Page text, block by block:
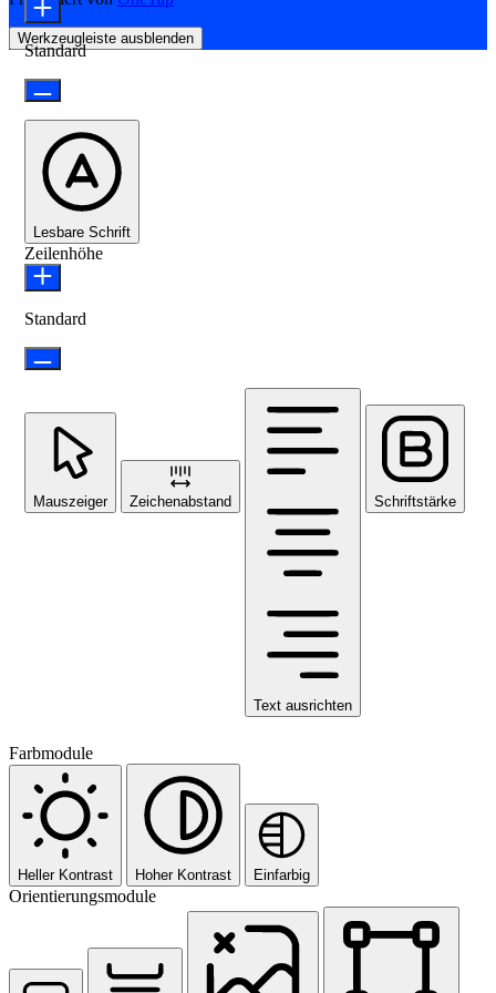
Werkzeugleiste ausblenden
Standard
Lesbare Schrift
Zeilenhöhe
Standard
Mauszeiger Zeichenabstand
Text ausrichten
Schriftstärke
Farbmodule
Heller Kontrast Hoher Kontrast Einfarbig
Orientierungsmodule